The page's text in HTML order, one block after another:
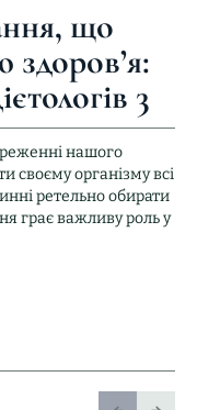
що
3
нашого
своєму організму всі
ретельно обирати
грає важливу роль у